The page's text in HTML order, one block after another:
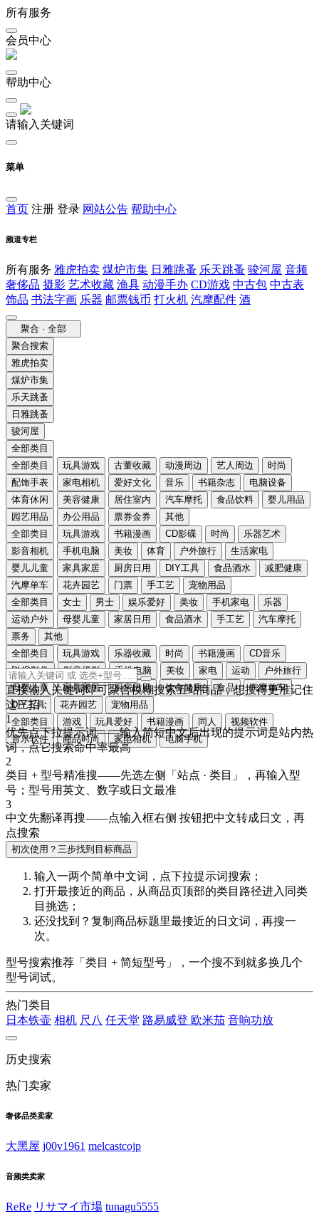
所有服务
会员中心
帮助中心
请输入关键词
菜单
首页 注册 登录 网站公告 帮助中心
频道专栏
所有服务 雅虎拍卖 煤炉市集 日雅跳蚤 乐天跳蚤 骏河屋 音频
奢侈品 摄影 艺术收藏 渔具 动漫手办 CD游戏 中古包 中古表
饰品 书法字画 乐器 邮票钱币 打火机 汽摩配件 酒
聚合 · 全部
聚合搜索
雅虎拍卖
煤炉市集
乐天跳蚤
日雅跳蚤
骏河屋
全部类目
全部类目
玩具游戏 古董收藏 动漫周边 艺人周边
时尚
配饰手表
家电相机 爱好文化 音乐 书籍杂志
电脑设备
体育休闲
美容健康 居住室内 汽车摩托 食品饮料
婴儿用品
园艺用品
办公用品 票券金券
其他
全部类目
玩具游戏 书籍漫画 CD影碟 时尚
乐器艺术
影音相机
手机电脑 美妆 体育 户外旅行
生活家电
婴儿儿童
家具家居 厨房日用 DIY工具 食品酒水
减肥健康
汽摩单车
花卉园艺 门票 手工艺
宠物用品
全部类目
女士 男士 娱乐爱好 美妆 手机家电
乐器
运动户外
母婴儿童 家居日用 食品酒水 手工艺
汽车摩托
票务
其他
全部类目
玩具游戏 乐器收藏 时尚 书籍漫画
CD音乐
DVD影像
影音摄影 手机电脑 美妆 家电 运动
户外旅行
母婴儿童
家具家居 厨房日用 饮食健康 食品
汽摩单车
DIY工具
花卉园艺
宠物用品
全部类目
游戏 玩具爱好 书籍漫画 同人
视频软件
音乐软件
商品时尚 家电相机 电脑手机
直接输入关键词即可聚合模糊搜索五站商品，想搜得更准记住
这三招：
1
优先点下拉提示词——输入简短中文后出现的提示词是站内热
词，点它搜索命中率最高
2
类目 + 型号精准搜——先选左侧「站点 · 类目」，再输入型
号；型号用英文、数字或日文最准
3
中文先翻译再搜——点输入框右侧 按钮把中文转成日文 ，再
点搜索
初次使用？三步找到目标商品
输入一两个简单中文词，点下拉提示词搜索；
打开最接近的商品，从商品页顶部的类目路径进入同类
目挑选；
还没找到？复制商品标题里最接近的 日文词 ，再搜一
次。
型号搜索推荐「类目 + 简短型号」，一个搜不到就多换几个
型号词试。
热门类目
日本铁壶 相机 尺八 任天堂 路易威登 欧米茄 音响功放
历史搜索
热门卖家
奢侈品类卖家
大黑屋 j00v1961 melcastcojp
音频类卖家
ReRe リサマイ市場 tunagu5555